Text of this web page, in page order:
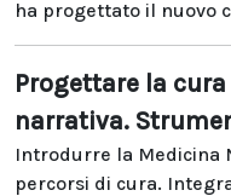
ha progettato il nuovo
Progettare la
narrativa.
Introdurre la Medicina
percorsi di cura.